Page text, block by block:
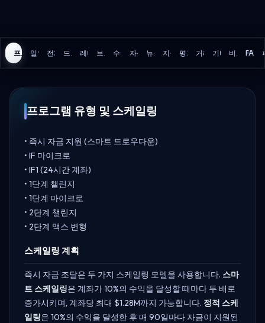
프로그램일일 손실전체 손실드로우다운 모델
레버리지브로커수수료자산 뉴스 거래
지급 평가 거래 규칙기타 세부사항
비교 FAQ
프로그램 유형 및 스케일링
• 즉시 자금 지원 (스마트 드로우다운)
• IF 마이크로
• IF1 (24시간 계좌)
• 1단계 챌린지
• 1단계 마이크로
• 2단계 챌린지
• 2단계 맥스 변형
스케일링 계획
즉시 자금 조달은 두 가지 스케일링 모델을 사용합니다. 스마
트 스케일링은 계좌가 10%의 수익을 달성할 때마다 두 배로
증가시키며, 계좌당 최대 $1.28M까지 가능합니다. 정적 스케
일링은 10%의 수익을 달성한 후 매 90일마다 자금이 지원된